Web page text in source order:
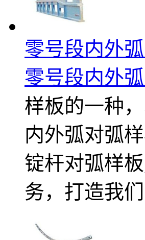
零号段内外
零号段内外
样板的一种
内外弧对弧
锭杆对弧样
务，打造我